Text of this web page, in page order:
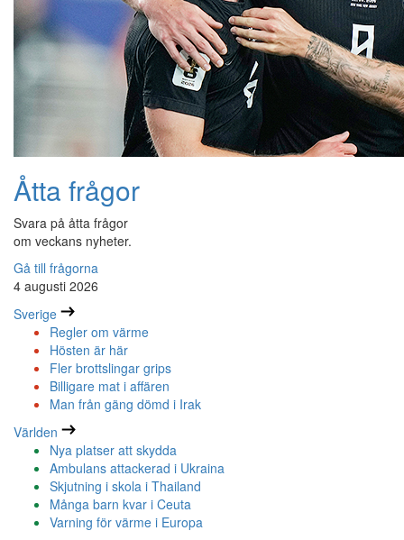
Åtta frågor
Svara på åtta frågor
om veckans nyheter.
Gå till frågorna
4 augusti 2026
Sverige
Regler om värme
Hösten är här
Fler brottslingar grips
Billigare mat i affären
Man från gäng dömd i Irak
Världen
Nya platser att skydda
Ambulans attackerad i Ukraina
Skjutning i skola i Thailand
Många barn kvar i Ceuta
Varning för värme i Europa